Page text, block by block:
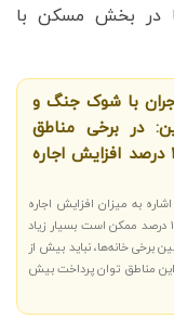
در بخش مسکن با
با شوک جنگ و
در برخی مناطق
تهران نباید بیش از ۱۰ درصد افزایش اجاره‌
به میزان افزایش اجاره
بها در تهران گفت: در مناطقی مانند منطقه یک، افزایش ۱۰ درصد ممکن است بسیار زیاد
دلیل کیفیت پایین برخی خانه‌ها، نباید بیش از
این مناطق توان پرداخت بیش